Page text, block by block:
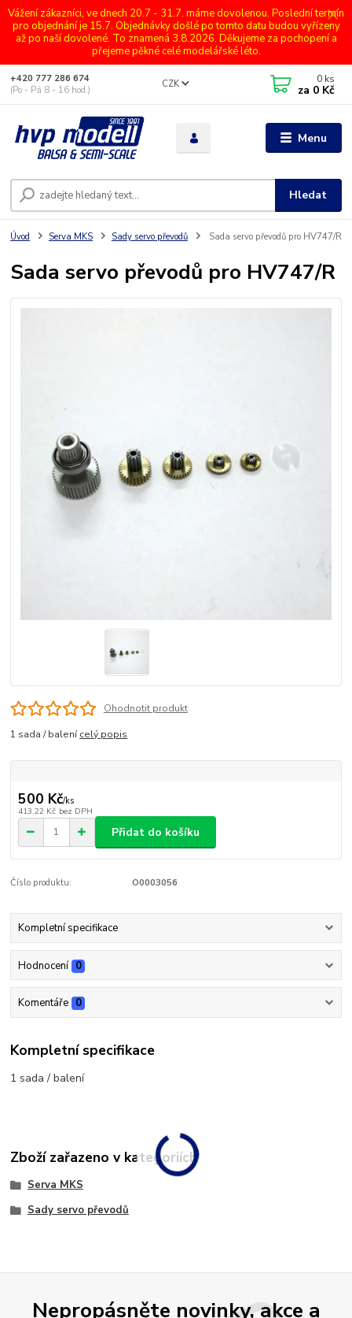
Vážení zákazníci, ve dnech 20.7 - 31.7. máme dovolenou. Poslední termín
pro objednání je 15.7. Objednávky došlé po tomto datu budou vyřízeny
až po naší dovolené. To znamená 3.8.2026. Děkujeme za pochopení a
přejeme pěkné celé modelářské léto.
Menu
CZK
Hledat
+420 777 286 674
(Po - Pá 8 - 16 hod.)
0 ks
za 0 Kč
Úvod Serva MKS Sady servo převodů Sada servo převodů pro HV747/R
Sada servo převodů pro HV747/R
Ohodnotit produkt
1 sada / balenícelý popis
500 Kč/ks
413,22 Kč bez DPH
Přidat do košíku
Číslo produktu: O0003056
Kompletní specifikace
Hodnocení 0
Komentáře 0
Kompletní specifikace
1 sada / balení
Zboží zařazeno v kategoriích
Serva MKS
Sady servo převodů
Nepropásněte novinky, akce a